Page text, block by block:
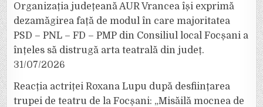
Organizația județeană AUR Vrancea își exprimă
dezamăgirea față de modul în care majoritatea
PSD – PNL – FD – PMP din Consiliul local Focșani a
înțeles să distrugă arta teatrală din județ.
31/07/2026
Reacția actriței Roxana Lupu după desființarea
trupei de teatru de la Focșani: „Misăilă mocnea de